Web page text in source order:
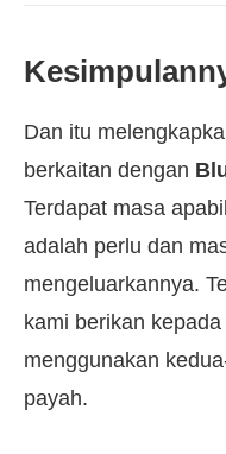
Dan itu
berkaitan dengan
Terdapat masa
adalah perlu dan
mengeluarkannya.
kami berikan
menggunakan
payah.